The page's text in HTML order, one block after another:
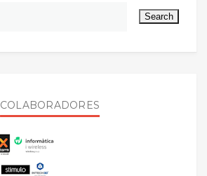
COLABORADORES